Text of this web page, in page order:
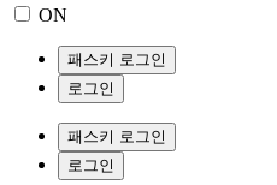
ON
패스키 로그인
로그인
패스키 로그인
로그인